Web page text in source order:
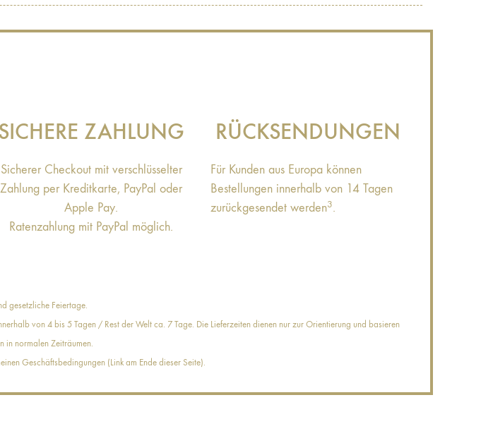
ZAHLUNG
Sicherer Checkout mit verschlüsselter
Zahlung per Kreditkarte, PayPal oder
Apple Pay.
Ratenzahlung mit PayPal möglich.
RÜCKSENDUNGEN
Für Kunden aus Europa können
Bestellungen innerhalb von 14 Tagen
zurückgesendet werden3.
gesetzliche Feiertage.
von 4 bis 5 Tagen / Rest der Welt ca. 7 Tage. Die Lieferzeiten dienen nur zur Orientierung und basieren
in normalen Zeiträumen.
Geschäftsbedingungen (Link am Ende dieser Seite).